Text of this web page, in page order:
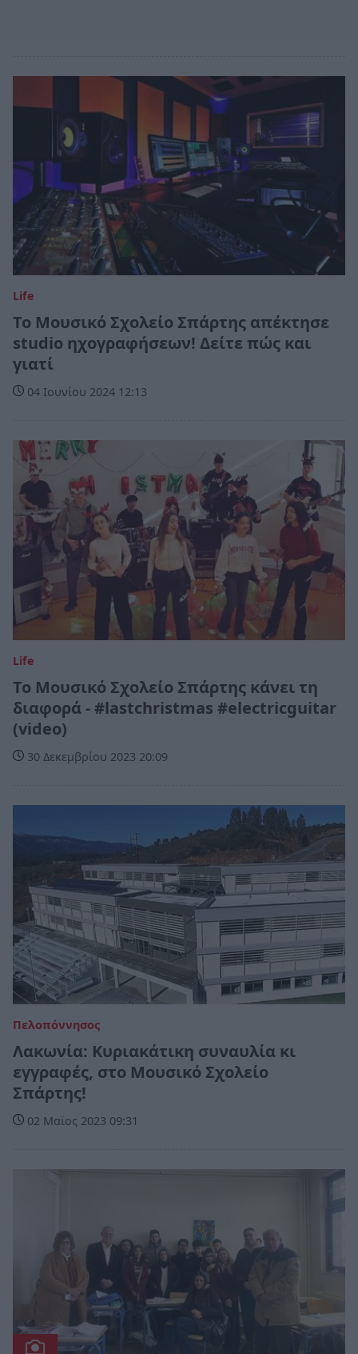
Life
Το Μουσικό Σχολείο Σπάρτης απέκτησε
studio ηχογραφήσεων! Δείτε πώς και
γιατί
04 Ιουνίου 2024 12:13
Life
Το Μουσικό Σχολείο Σπάρτης κάνει τη
διαφορά - #lastchristmas #electricguitar
(video)
30 Δεκεμβρίου 2023 20:09
Πελοπόννησος
Λακωνία: Κυριακάτικη συναυλία κι
εγγραφές, στο Μουσικό Σχολείο
Σπάρτης!
02 Μαϊος 2023 09:31